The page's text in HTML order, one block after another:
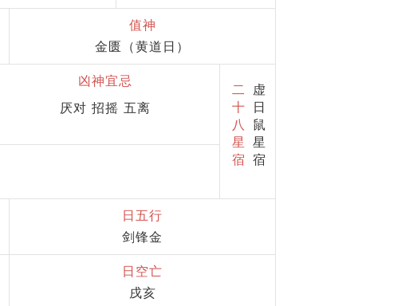
值神
金匮（黄道日）
凶神宜忌
厌对 招摇 五离
二
十
八
星
宿
虚
日
鼠
星
宿
日五行
剑锋金
日空亡
戌亥